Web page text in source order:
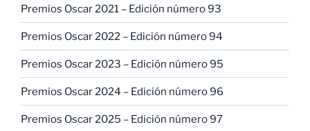
Premios Oscar 2021 – Edición número 93
Premios Oscar 2022 – Edición número 94
Premios Oscar 2023 – Edición número 95
Premios Oscar 2024 – Edición número 96
Premios Oscar 2025 – Edición número 97